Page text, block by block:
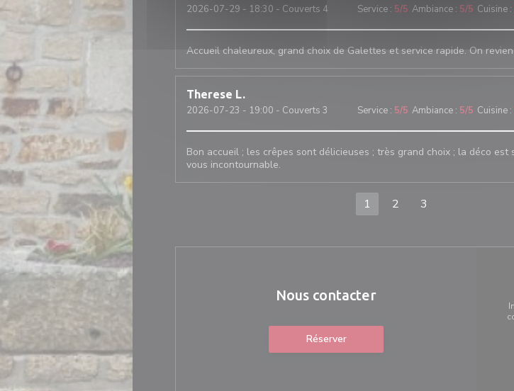
2026-07-29 - 18:30 - Couverts 4 Service: 5/5 Ambiance: 5/5 Cuisine:
Accueil chaleureux, grand choix de Galettes et service rapide. On
Therese L
2026-07-23 - 19:00 - Couverts 3 Service: 5/5 Ambiance: 5/5 Cuisine:
Bon accueil ; les crêpes sont délicieuses ; très grand choix ; la déco est
vous incontournable.
1 2 3
Nous contacter
Réserver